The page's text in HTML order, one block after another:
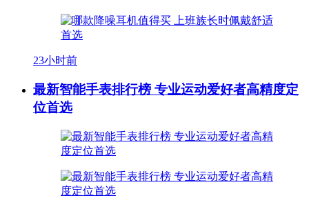
23小时前
最新智能手表排行榜 专业运动爱好者高精度定
位首选